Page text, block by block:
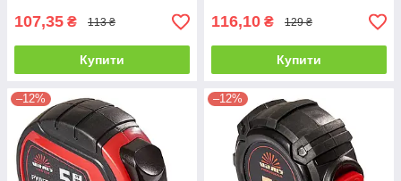
107,35 ₴ 113 ₴
Купити
116,10 ₴ 129 ₴
Купити
–12% –12%